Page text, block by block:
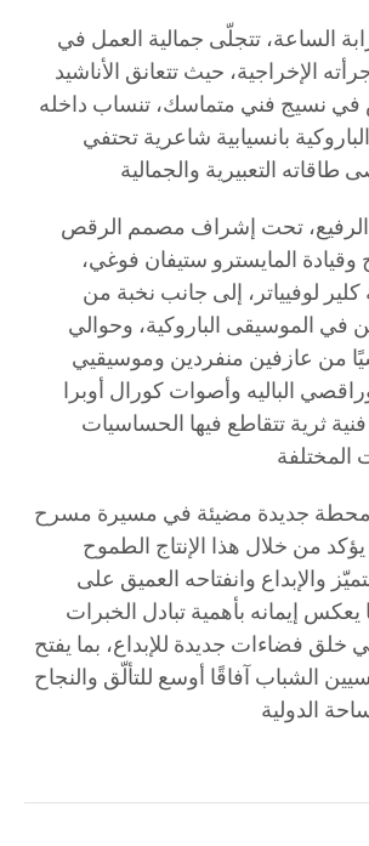
الساعة، تتجلّى جمالية العمل في
الإخراجية، حيث تتعانق الأناشيد
في نسيج فني متماسك، تنساب داخله
بانسيابية شاعرية تحتفي
الرفيع، تحت إشراف مصمم الرقص
المايسترو ستيفان فوغي،
كلير لوفيياتر، إلى جانب نخبة من
في الموسيقى الباروكية، وحوالي
من عازفين منفردين وموسيقيي
الباليه وأصوات كورال أوبرا
ثرية تتقاطع فيها الحساسيات
محطة جديدة مضيئة في مسيرة مسرح
من خلال هذا الإنتاج الطموح
والإبداع وانفتاحه العميق على
يعكس إيمانه بأهمية تبادل الخبرات
خلق فضاءات جديدة للإبداع، بما يفتح
الشباب آفاقًا أوسع للتألّق والنجاح